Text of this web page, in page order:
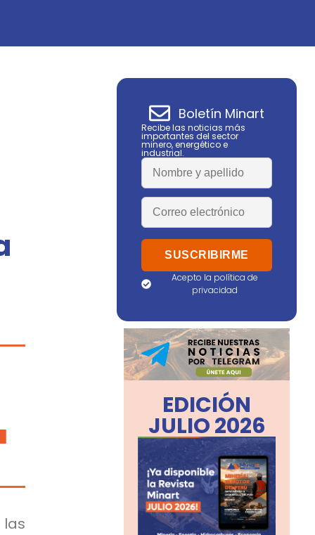
Boletín Minart
Recibe las noticias más
importantes del sector
minero, energético e
industrial.
Acepto la política de
privacidad
EDICIÓN
JULIO 2026